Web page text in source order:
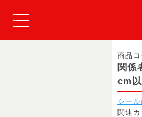
商品
関係
cm
シー
関連カ